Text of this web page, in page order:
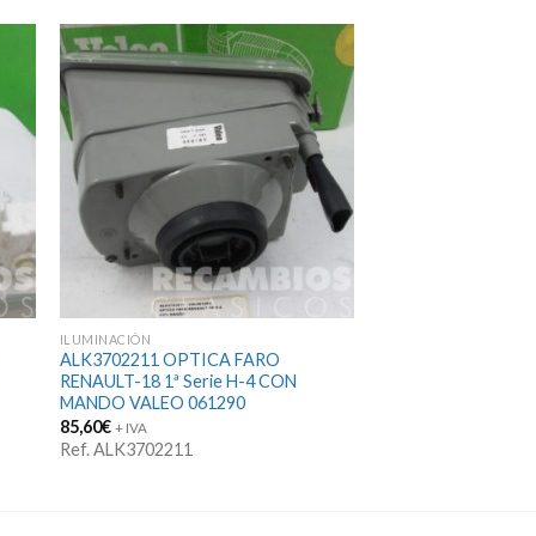
ILUMINACIÓN
ALK3702211 OPTICA FARO
RENAULT-18 1ª Serie H-4 CON
MANDO VALEO 061290
85,60€ + IVA
Ref. ALK3702211